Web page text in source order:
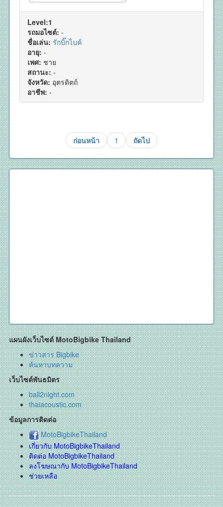
Level:1
รถมอไซต์: -
ชื่อเล่น: รักบิ๊กไบค์
อายุ: -
เพศ: ชาย
สถานะ: -
จังหวัด: อุตรดิตถ์
อาชีพ: -
ก่อนหน้า 1 ถัดไป
แผนผังเว็บไซต์ MotoBigbike Thailand
ข่าวสาร Bigbike
ค้นหาบทความ
เว็บไซต์พันธมิตร
ball2night.com
thaiacoustic.com
ข้อมูลการติดต่อ
MotoBigbikeThailand
เกี่ยวกับ MotoBigbikeThailand
ติดต่อ MotoBigbikeThailand
ลงโฆษณากับ MotoBigbikeThailand
ช่วยเหลือ